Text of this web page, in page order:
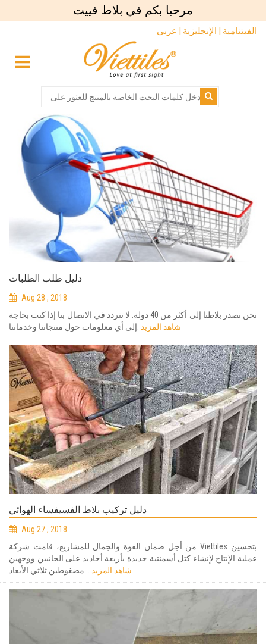
مرحبا بكم في بلاط فييت
الفيتنامية | الإنجليزية | عربي
دليل طلب الطلبات
Aug 28 , 2018
نحن نصدر بلاطنا إلى أكثر من 40 دولة. لا تتردد في الاتصال بنا إذا كنت بحاجة
شاهد المزيد
دليل تركيب بلاط الفسيفساء الهوائي
Aug 27 , 2018
من أجل ضمان القوة والجمال للمشاريع، قامت شركة Viettiles بتحسين
عملية الإنتاج لإنشاء كتل أسمنتية جديدة بأربعة أخاديد على الجانبين ووجهين
شاهد المزيد